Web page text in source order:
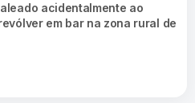
acidentalmente ao
em bar na zona rural de